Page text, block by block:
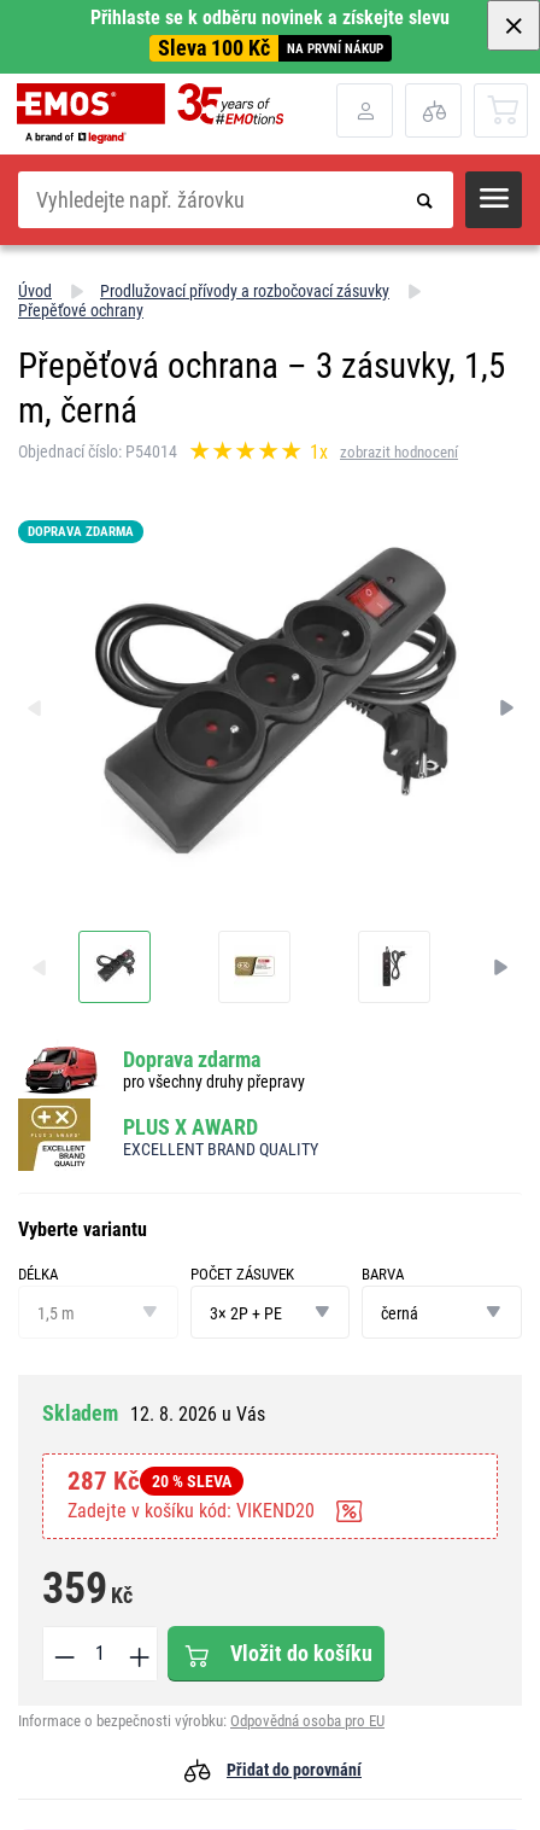
Přihlaste se k odběru novinek a získejte slevu
Sleva 100 Kč NA PRVNÍ NÁKUP
Hledat
Úvod
Prodlužovací přívody a rozbočovací zásuvky
Přepěťové ochrany
Přepěťová ochrana – 3 zásuvky, 1,5
m, černá
Objednací číslo: P54014 1x zobrazit hodnocení
DOPRAVA ZDARMA
Doprava zdarma
pro všechny druhy přepravy
PLUS X AWARD
EXCELLENT BRAND QUALITY
Vyberte variantu
DÉLKA
1,5 m
POČET ZÁSUVEK
zásuvek
3× 2P + PE
BARVA
černá
Skladem 12. 8. 2026 u Vás
287 Kč 20 % SLEVA
Zadejte v košíku kód: VIKEND20
359 Kč
Vložit do košíku
Informace o bezpečnosti výrobku: Odpovědná osoba pro EU
Přidat do porovnání